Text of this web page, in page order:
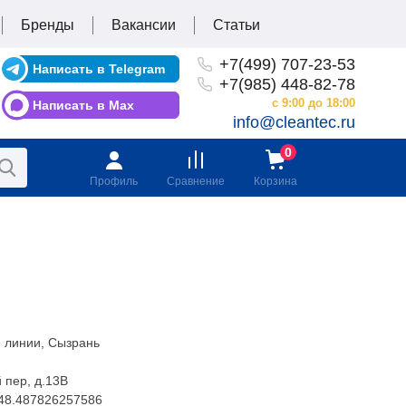
Бренды Вакансии Статьи
Написать в Telegram
Написать в Max
+7(499) 707-23-53
+7(985) 448-82-78
с 9:00 до 18:00
info@cleantec.ru
Профиль Сравнение Корзина
линии, Сызрань
пер, д.13В